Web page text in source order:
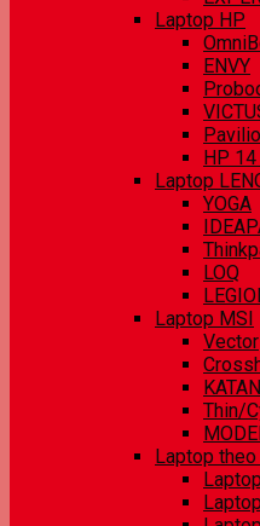
Laptop HP
ENVY
HP
Laptop
YOGA
LOQ
Laptop MSI
Vector
Thin/
Laptop theo